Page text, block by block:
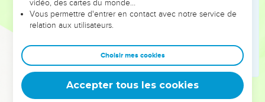
Vivre pour raconter ce que le Seigneur a fait
tous les peuples !
Car sa bienveillance pour nous est efficace, Et la vérité de
l’Éternel (dure) à toujours. Louez l’Éternel !
vidéo, des cartes du monde…
Vous permettre d'entrer en contact avec notre service de
relation aux utilisateurs.
Choisir mes cookies
Accepter tous les cookies